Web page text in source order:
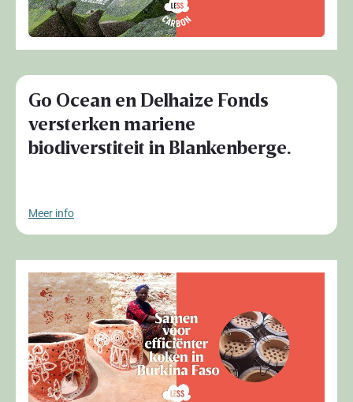
Go Ocean en Delhaize Fonds
versterken mariene
biodiverstiteit in Blankenberge.
Meer info